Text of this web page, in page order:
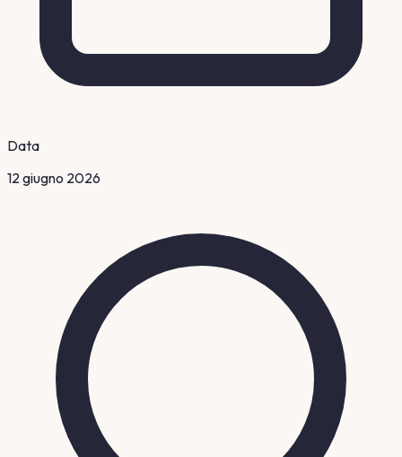
Data
12 giugno 2026